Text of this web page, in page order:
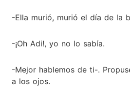
-Ella murió, murió el día de la
-¡Oh Adi!, yo no lo sabía.
-Mejor hablemos de ti-.
a los ojos.